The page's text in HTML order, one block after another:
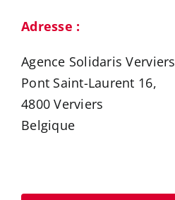
Adresse :
Agence Solidaris Verviers
Pont Saint-Laurent 16,
4800 Verviers
Belgique